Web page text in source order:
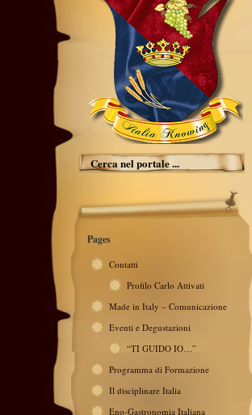
Pages
Contatti
Profilo Carlo Attivati
Made in Italy – Comunicazione
Eventi e Degustazioni
“TI GUIDO IO…”
Programma di Formazione
Il disciplinare Italia
Eno-Gastronomia Italiana